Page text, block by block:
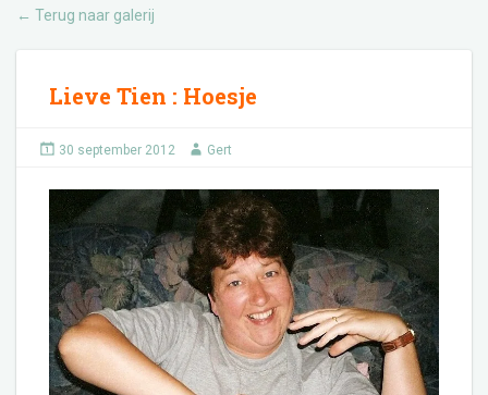
← Terug naar galerij
Lieve Tien : Hoesje
30 september 2012 Gert